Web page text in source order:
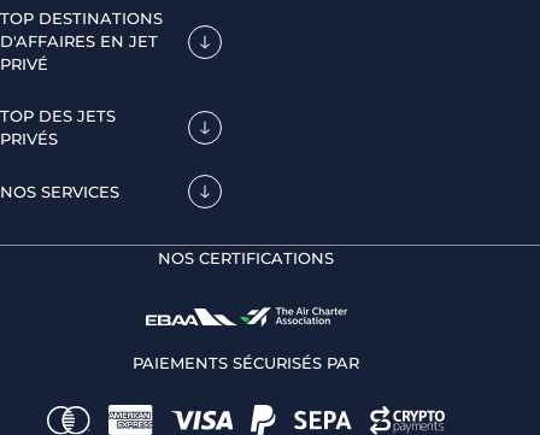
TOP DESTINATIONS
D'AFFAIRES EN JET
PRIVÉ
TOP DES JETS
PRIVÉS
NOS SERVICES
NOS CERTIFICATIONS
PAIEMENTS SÉCURISÉS PAR